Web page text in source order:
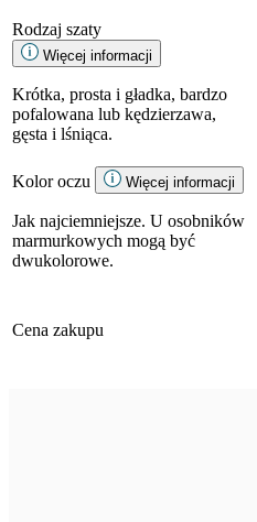
Rodzaj szaty
Więcej informacji
Krótka, prosta i gładka, bardzo
pofalowana lub kędzierzawa,
gęsta i lśniąca.
Kolor oczu Więcej informacji
Jak najciemniejsze. U osobników
marmurkowych mogą być
dwukolorowe.
Cena zakupu